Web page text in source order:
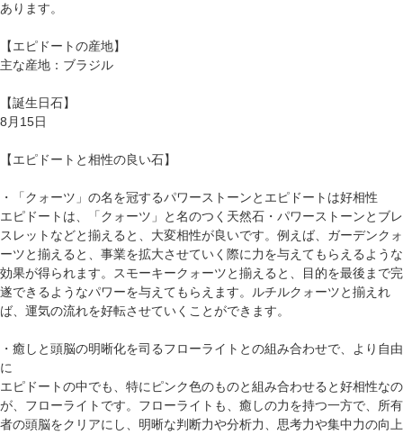
あります。
【エピドートの産地】
主な産地：ブラジル
【誕生日石】
8月15日
【エピドートと相性の良い石】
・「クォーツ」の名を冠するパワーストーンとエピドートは好相性
エピドートは、「クォーツ」と名のつく天然石・パワーストーンとブレ
スレットなどと揃えると、大変相性が良いです。例えば、ガーデンクォ
ーツと揃えると、事業を拡大させていく際に力を与えてもらえるような
効果が得られます。スモーキークォーツと揃えると、目的を最後まで完
遂できるようなパワーを与えてもらえます。ルチルクォーツと揃えれ
ば、運気の流れを好転させていくことができます。
・癒しと頭脳の明晰化を司るフローライトとの組み合わせで、より自由
に
エピドートの中でも、特にピンク色のものと組み合わせると好相性なの
が、フローライトです。フローライトも、癒しの力を持つ一方で、所有
者の頭脳をクリアにし、明晰な判断力や分析力、思考力や集中力の向上